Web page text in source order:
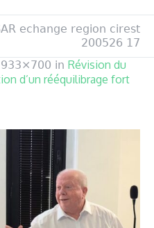
echange region cirest
200526 17
in Révision du
d’un rééquilibrage fort